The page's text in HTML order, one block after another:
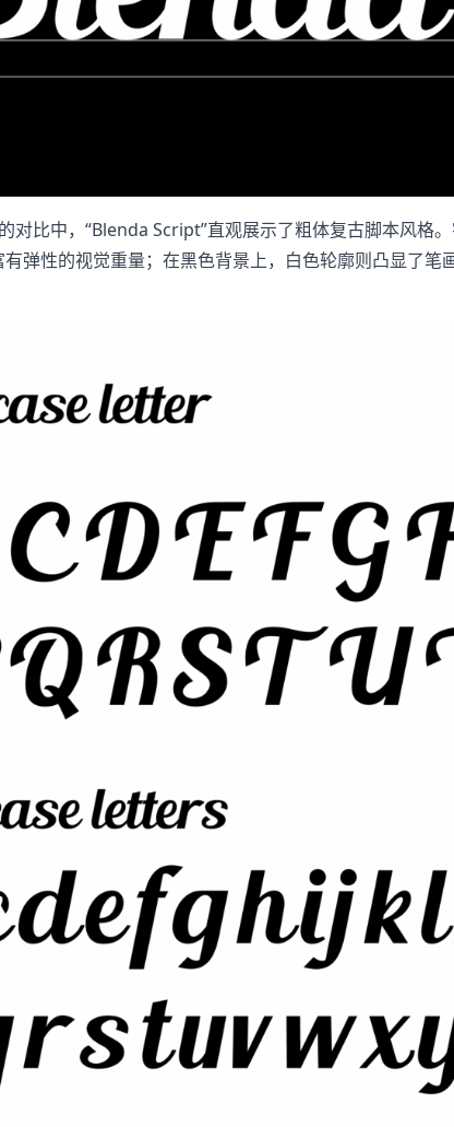
对比中，“Blenda Script”直观展示了粗体复古脚本风格
弹性的视觉重量；在黑色背景上，白色轮廓则凸显了